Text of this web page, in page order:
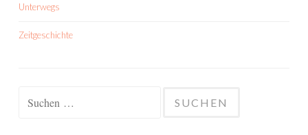
Unterwegs
Zeitgeschichte